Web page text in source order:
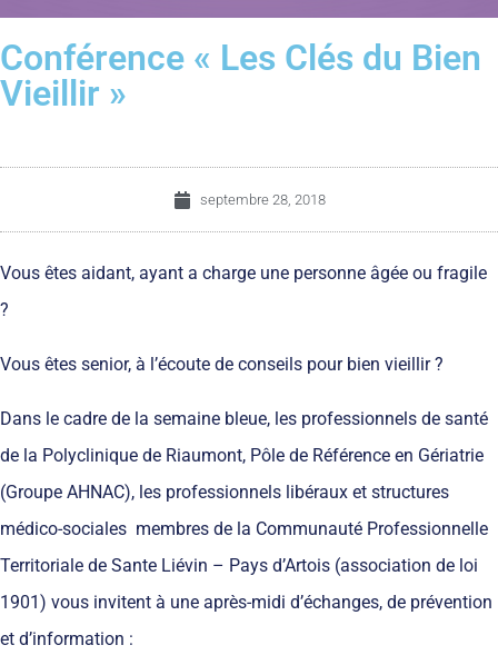
Conférence « Les Clés du Bien
Vieillir »
septembre 28, 2018
Vous êtes aidant, ayant a charge une personne âgée ou fragile
?
Vous êtes senior, à l’écoute de conseils pour bien vieillir ?
Dans le cadre de la semaine bleue, les professionnels de santé
de la Polyclinique de Riaumont, Pôle de Référence en Gériatrie
(Groupe AHNAC), les professionnels libéraux et structures
médico-sociales membres de la Communauté Professionnelle
Territoriale de Sante Liévin – Pays d’Artois (association de loi
1901) vous invitent à une après-midi d’échanges, de prévention
et d’information :